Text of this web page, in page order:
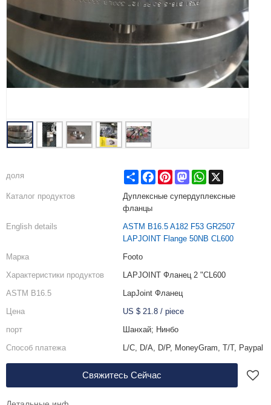
доля Share FacebookPinterestMastodonWhatsApp
Каталог продуктов
Дуплексные супердуплексные
фланцы
English details
ASTM B16.5 A182 F53 GR2507
LAPJOINT Flange 50NB CL600
Марка
Footo
Характеристики продуктов
LAPJOINT Фланец 2 "CL600
ASTM B16.5
LapJoint Фланец
Цена
US $ 21.8/ piece
порт
Шанхай; Нинбо
Способ платежа
L/C, D/A, D/P, MoneyGram, T/T, Paypal
Свяжитесь Сейчас